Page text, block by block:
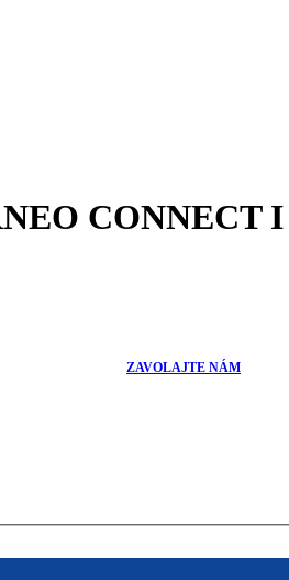
CONNECT
ZAVOLAJTE NÁM